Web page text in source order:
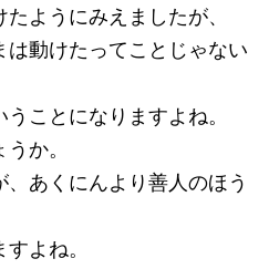
ようにみえましたが、
は動けたってことじゃない
ことになりますよね。
か。
あくにんより善人のほう
よね。